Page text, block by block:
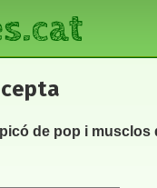
de pop i musclos